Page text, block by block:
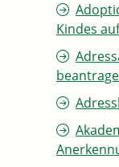
Kindes